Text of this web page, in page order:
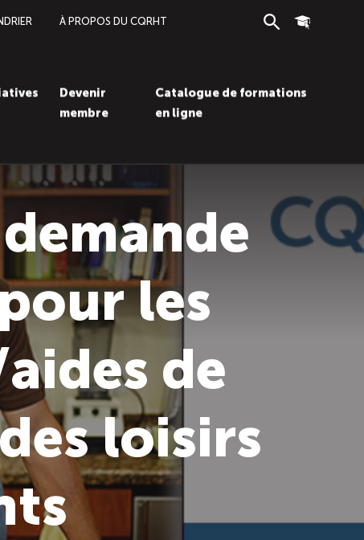
À PROPOS DU CQRHT
Devenir
membre
Catalogue de formations
en ligne
les
de
loisirs